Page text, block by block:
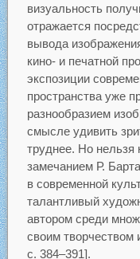
визуальность
отражается
вывода
кино- и печатной
экспозиции
пространства уже
разнообразием
смысле удивить
труднее. Но нельзя
замечанием Р.
в современной
талантливый
автором среди
своим творчеством
c. 384–391].